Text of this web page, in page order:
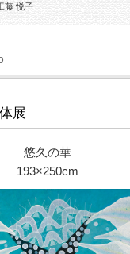
藤 悦子
展
悠久の華
193×250cm